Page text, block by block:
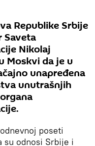
Republike Srbije
Saveta
Nikolaj
Moskvi da je u
unapređena
unutrašnjih
poseti
su odnosi Srbije i